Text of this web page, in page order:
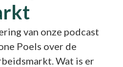
van onze podcast
Poels over de
Wat is er